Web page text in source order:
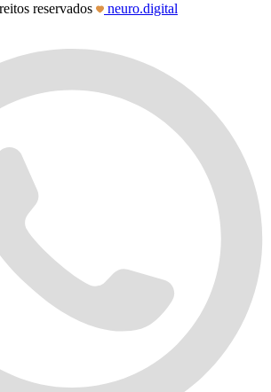
reservados
neuro.digital